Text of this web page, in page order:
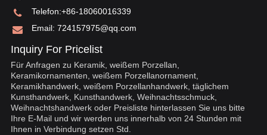
Telefon:+86-18060016339
Email: 724157975@qq.com
Inquiry For Pricelist
Für Anfragen zu Keramik, weißem Porzellan,
Keramikornamenten, weißem Porzellanornament,
Keramikhandwerk, weißem Porzellanhandwerk, täglichem
Kunsthandwerk, Kunsthandwerk, Weihnachtsschmuck,
Weihnachtshandwerk oder Preisliste hinterlassen Sie uns bitte
Ihre E-Mail und wir werden uns innerhalb von 24 Stunden mit
Ihnen in Verbindung setzen Std.